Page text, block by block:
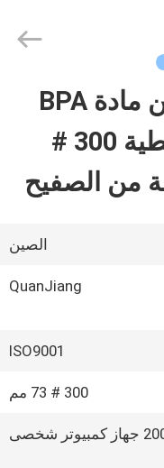
طلاء عضوي خالٍ من مادة BPA
يمكن أن تغطي أغطية 300 #
الصين
QuanJiang
ISO9001
300 # 73 مم
شخصى